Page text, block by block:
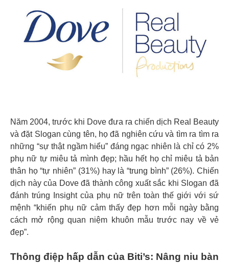
Năm 2004, trước khi Dove đưa ra chiến dịch Real Beauty
và đặt Slogan cùng tên, họ đã nghiên cứu và tìm ra tìm ra
những “sự thật ngầm hiểu” đáng ngạc nhiên là chỉ có 2%
phụ nữ tự miêu tả mình đẹp; hầu hết họ chỉ miêu tả bản
thân họ “tự nhiên” (31%) hay là “trung bình” (26%). Chiến
dịch này của Dove đã thành công xuất sắc khi Slogan đã
đánh trúng Insight của phụ nữ trên toàn thế giới với sứ
mệnh “khiến phụ nữ cảm thấy đẹp hơn mỗi ngày bằng
cách mở rộng quan niệm khuôn mẫu trước nay về vẻ
đẹp”.
Thông điệp hấp dẫn của Biti’s: Nâng niu bàn